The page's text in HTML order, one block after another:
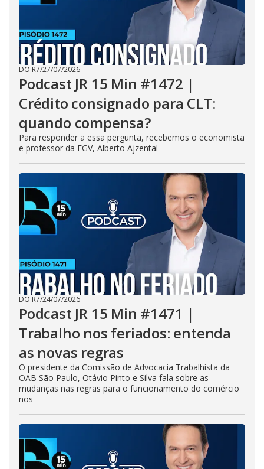
DO R7/27/07/2026
Podcast JR 15 Min #1472 |
Crédito consignado para CLT:
quando compensa?
Para responder a essa pergunta, recebemos o economista
e professor da FGV, Alberto Ajzental
DO R7/24/07/2026
Podcast JR 15 Min #1471 |
Trabalho nos feriados: entenda
as novas regras
O presidente da Comissão de Advocacia Trabalhista da
OAB São Paulo, Otávio Pinto e Silva fala sobre as
mudanças nas regras para o funcionamento do comércio
nos